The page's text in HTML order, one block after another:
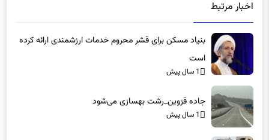
بنیاد مسکن برای قشر محروم خدمات ارزشمندی ارائه کرده
است
1 سال پیش